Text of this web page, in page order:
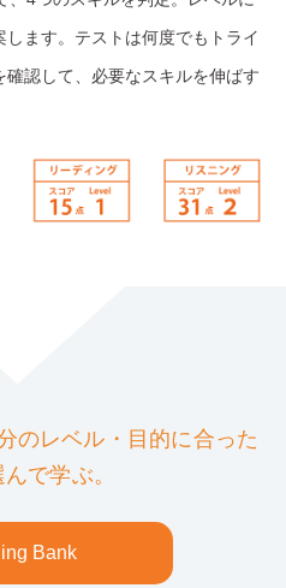
ます。テストは何度でもトライ
認して、必要なスキルを伸ばす
のレベル・目的に合った
で学ぶ。
Bank